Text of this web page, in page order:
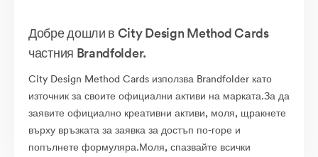
Добре дошли в City Design Method Cards
частния Brandfolder.
City Design Method Cards използва Brandfolder като
източник за своите официални активи на марката.За да
заявите официално креативни активи, моля, щракнете
върху връзката за заявка за достъп по-горе и
попълнете формуляра.Моля, спазвайте всички